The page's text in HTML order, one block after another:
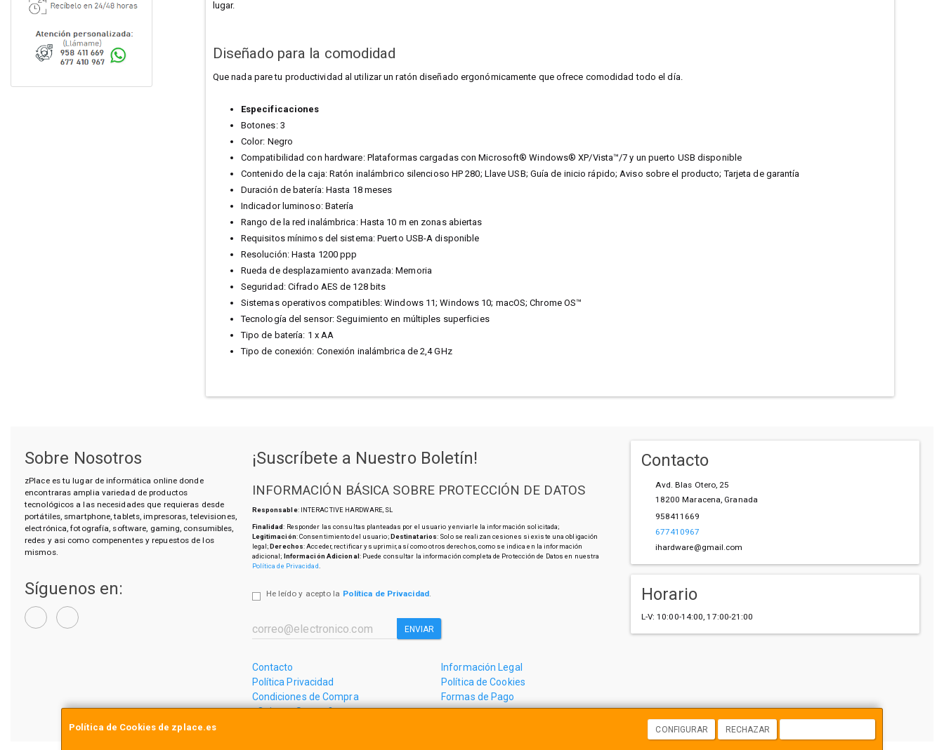
lugar.
Diseñado para la comodidad
Que nada pare tu productividad al utilizar un ratón diseñado ergonómicamente que ofrece comodidad todo el día.
Especificaciones
Botones: 3
Color: Negro
Compatibilidad con hardware: Plataformas cargadas con Microsoft® Windows® XP/Vista™/7 y un puerto USB disponible
Contenido de la caja: Ratón inalámbrico silencioso HP 280; Llave USB; Guía de inicio rápido; Aviso sobre el producto; Tarjeta de garantía
Duración de batería: Hasta 18 meses
Indicador luminoso: Batería
Rango de la red inalámbrica: Hasta 10 m en zonas abiertas
Requisitos mínimos del sistema: Puerto USB-A disponible
Resolución: Hasta 1200 ppp
Rueda de desplazamiento avanzada: Memoria
Seguridad: Cifrado AES de 128 bits
Sistemas operativos compatibles: Windows 11; Windows 10; macOS; Chrome OS™
Tecnología del sensor: Seguimiento en múltiples superficies
Tipo de batería: 1 x AA
Tipo de conexión: Conexión inalámbrica de 2,4 GHz
Política de Cookies de zplace.es CONFIGURAR RECHAZAR
Sobre Nosotros
zPlace es tu lugar de informática online donde
encontraras amplia variedad de productos
tecnológicos a las necesidades que requieras desde
portátiles, smartphone, tablets, impresoras, televisiones,
electrónica, fotografía, software, gaming, consumibles,
redes y asi como compenentes y repuestos de los
mismos.
Síguenos en:
¡Suscríbete a Nuestro Boletín!
INFORMACIÓN BÁSICA SOBRE PROTECCIÓN DE DATOS
Responsable: INTERACTIVE HARDWARE, SL
Finalidad: Responder las consultas planteadas por el usuario y enviarle la información solicitada;
Legitimación: Consentimiento del usuario;Destinatarios: Solo se realizan cesiones si existe una obligación
legal;Derechos: Acceder, rectificar y suprimir, así como otros derechos, como se indica en la información
adicional; Información Adicional: Puede consultar la información completa de Protección de Datos en nuestra
Política de Privacidad
He leído y acepto la Política de Privacidad.
ENVIAR
Contacto
Información Legal
Política Privacidad
Política de Cookies
Condiciones de Compra
Formas de Pago
¿Quienes Somos?
Contacto
Avd. Blas Otero, 25
18200 Maracena, Granada
958411669
677410967
ihardware@gmail.com
Horario
L-V: 10:00-14:00, 17:00-21:00